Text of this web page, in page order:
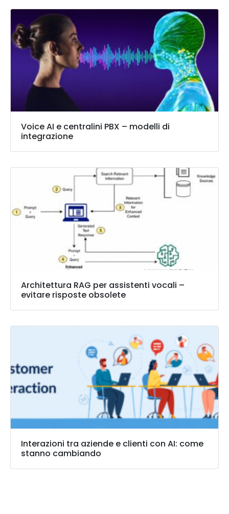
Voice AI e centralini PBX – modelli di
integrazione
Architettura RAG per assistenti vocali –
evitare risposte obsolete
Interazioni tra aziende e clienti con AI: come
stanno cambiando